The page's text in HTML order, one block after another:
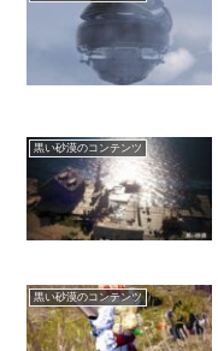
黒い砂漠のコンテンツ
黒い砂漠のコンテンツ